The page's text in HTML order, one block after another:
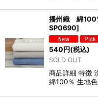
播州織 綿
SP0690]
540円(税込)
SOLD OUT
商品詳細 特徴
綿100％ 生地